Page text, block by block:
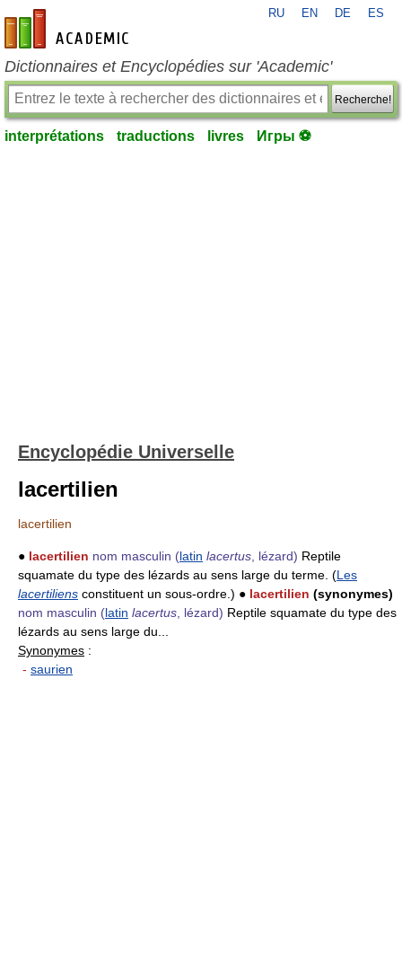
fr-academic.com
RU EN DE ES
Dictionnaires et Encyclopédies sur 'Academic'
Recherche!
interprétations traductions livres Игры ⚽
Encyclopédie Universelle
lacertilien
lacertilien
● lacertilien nom masculin (latin lacertus , lézard) Reptile
squamate du type des lézards au sens large du terme. (Les
lacertiliens constituent un sous-ordre.) ● lacertilien (synonymes)
nom masculin (latin lacertus , lézard) Reptile squamate du type des
lézards au sens large du...
Synonymes :
- saurien